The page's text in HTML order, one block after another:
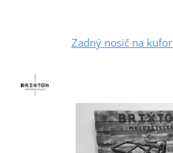
Zadný nosič na